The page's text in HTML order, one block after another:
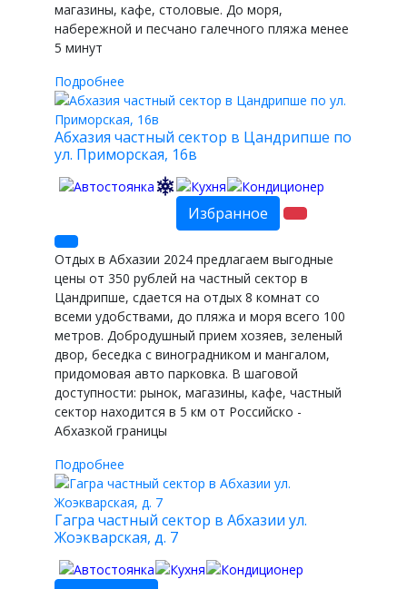
магазины, кафе, столовые. До моря,
набережной и песчано галечного пляжа менее
5 минут
Подробнее
Абхазия частный сектор в Цандрипше по
ул. Приморская, 16в
Избранное
Отдых в Абхазии 2024 предлагаем выгодные
цены от 350 рублей на частный сектор в
Цандрипше, сдается на отдых 8 комнат со
всеми удобствами, до пляжа и моря всего 100
метров. Добродушный прием хозяев, зеленый
двор, беседка с виноградником и мангалом,
придомовая авто парковка. В шаговой
доступности: рынок, магазины, кафе, частный
сектор находится в 5 км от Российско -
Абхазкой границы
Подробнее
Гагра частный сектор в Абхазии ул.
Жоэкварская, д. 7